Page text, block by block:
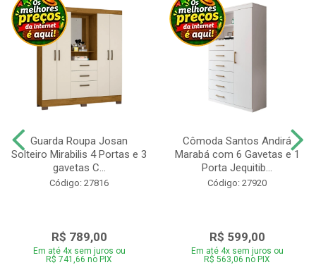
Guarda Roupa Josan
Solteiro Mirabilis 4 Portas e 3
gavetas C...
Código: 27816
R$ 789,00
Em até 4x sem juros ou
R$ 741,66 no PIX
Cômoda Santos Andirá
Marabá com 6 Gavetas e 1
Porta Jequitib...
Código: 27920
R$ 599,00
Em até 4x sem juros ou
R$ 563,06 no PIX